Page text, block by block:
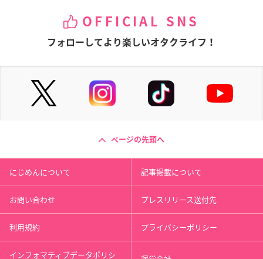
OFFICIAL SNS
フォローしてより楽しいオタクライフ！
ページの先頭へ
にじめんについて 記事掲載について
お問い合わせ プレスリリース送付先
利用規約 プライバシーポリシー
インフォマティブデータポリシ